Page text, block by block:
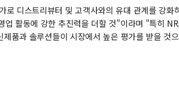
로 디스트리뷰터 및 고객사와의 유대 관계를 강화
업 활동에 강한 추진력을 더할 것"이라며 "특히
품과 솔루션들이 시장에서 높은 평가를 받을 것